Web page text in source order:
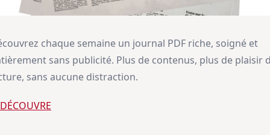
chaque semaine un journal PDF riche, soigné et
sans publicité. Plus de contenus, plus de plaisir
sans aucune distraction.
DÉCOUVRE